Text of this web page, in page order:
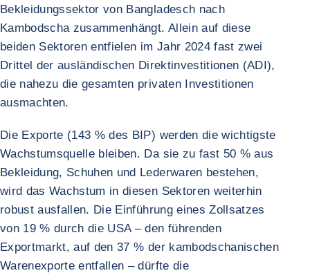
Bekleidungssektor von Bangladesch nach
Kambodscha zusammenhängt. Allein auf diese
beiden Sektoren entfielen im Jahr 2024 fast zwei
Drittel der ausländischen Direktinvestitionen (ADI),
die nahezu die gesamten privaten Investitionen
ausmachten.
Die Exporte (143 % des BIP) werden die wichtigste
Wachstumsquelle bleiben. Da sie zu fast 50 % aus
Bekleidung, Schuhen und Lederwaren bestehen,
wird das Wachstum in diesen Sektoren weiterhin
robust ausfallen. Die Einführung eines Zollsatzes
von 19 % durch die USA – den führenden
Exportmarkt, auf den 37 % der kambodschanischen
Warenexporte entfallen – dürfte die